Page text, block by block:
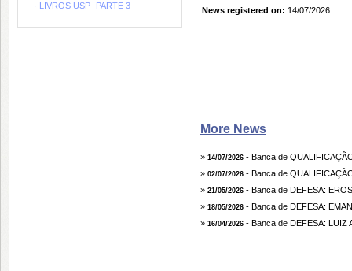
· LIVROS USP -PARTE 3 News registered on: 14/07/2026
More News
» 14/07/2026 - Banca de
» 02/07/2026 - Banca de
» 21/05/2026 - Banca de DEFESA:
» 18/05/2026 - Banca de DEFESA:
» 16/04/2026 - Banca de DEFESA: LUIZ